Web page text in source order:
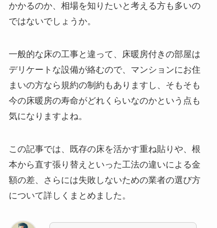
かかるのか、相場を知りたいと考える方も多いの
ではないでしょうか。
一般的な床の工事と違って、床暖房付きの部屋は
デリケートな設備が絡むので、マンションにお住
まいの方なら規約の制約もありますし、そもそも
今の床暖房の寿命がどれくらいなのかという点も
気になりますよね。
この記事では、既存の床を活かす重ね貼りや、根
本から直す張り替えといった工法の違いによる金
額の差、さらには失敗しないための業者の選び方
について詳しくまとめました。